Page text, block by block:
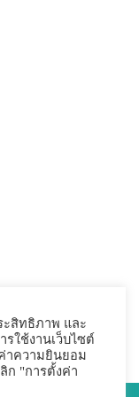
ะสิทธิภาพ และ
ใช้งานเว็บไซต์
าความยินยอม
ก "การตั้งค่า